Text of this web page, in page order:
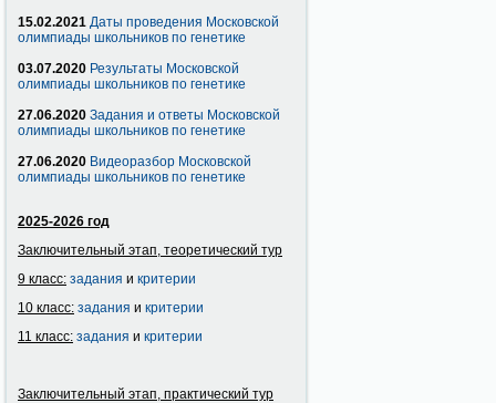
15.02.2021 Даты проведения Московской
олимпиады школьников по генетике
03.07.2020 Результаты Московской
олимпиады школьников по генетике
27.06.2020 Задания и ответы Московской
олимпиады школьников по генетике
27.06.2020 Видеоразбор Московской
олимпиады школьников по генетике
2025-2026 год
Заключительный этап, теоретический тур
9 класс: задания и критерии
10 класс: задания и критерии
11 класс: задания и критерии
Заключительный этап, практический тур